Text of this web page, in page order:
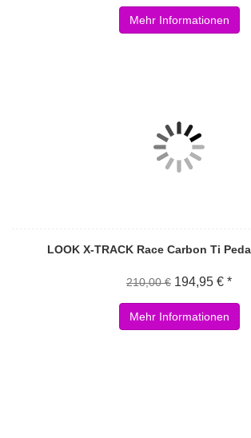
Mehr Informationen
LOOK X-TRACK Race Carbon Ti
210,00 € 194,95 € *
Mehr Informationen